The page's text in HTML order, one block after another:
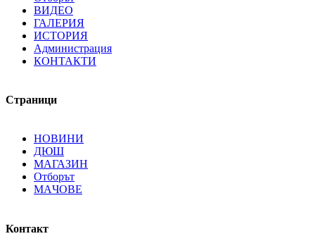
ВИДЕО
ГАЛЕРИЯ
ИСТОРИЯ
Администрация
КОНТАКТИ
Страници
НОВИНИ
ДЮШ
МАГАЗИН
Отборът
MAЧОВE
Контакт